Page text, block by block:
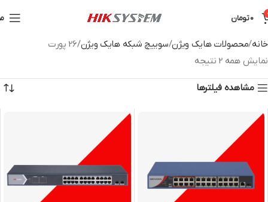
0تومان
خانه محصولات هایک ویژن سوییچ شبکه هایک ویژن 26 پورت
نمایش همه 2 نتیجه
مشاهده فیلترها